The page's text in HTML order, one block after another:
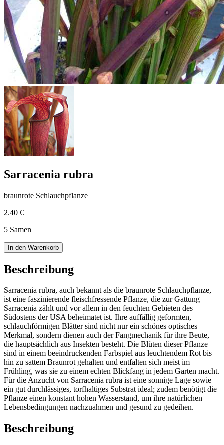
Sarracenia rubra
braunrote Schlauchpflanze
2.40 €
5 Samen
In den Warenkorb
Beschreibung
Sarracenia rubra, auch bekannt als die braunrote Schlauchpflanze,
ist eine faszinierende fleischfressende Pflanze, die zur Gattung
Sarracenia zählt und vor allem in den feuchten Gebieten des
Südostens der USA beheimatet ist. Ihre auffällig geformten,
schlauchförmigen Blätter sind nicht nur ein schönes optisches
Merkmal, sondern dienen auch der Fangmechanik für ihre Beute,
die hauptsächlich aus Insekten besteht. Die Blüten dieser Pflanze
sind in einem beeindruckenden Farbspiel aus leuchtendem Rot bis
hin zu sattem Braunrot gehalten und entfalten sich meist im
Frühling, was sie zu einem echten Blickfang in jedem Garten macht.
Für die Anzucht von Sarracenia rubra ist eine sonnige Lage sowie
ein gut durchlässiges, torfhaltiges Substrat ideal; zudem benötigt die
Pflanze einen konstant hohen Wasserstand, um ihre natürlichen
Lebensbedingungen nachzuahmen und gesund zu gedeihen.
Beschreibung